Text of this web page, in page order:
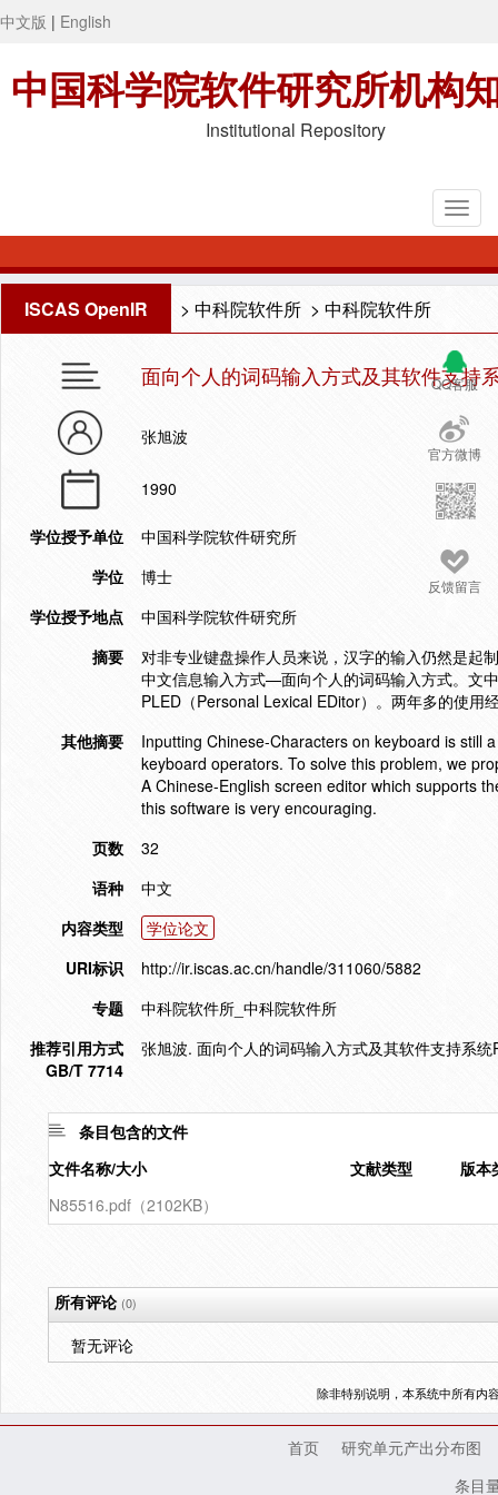
中文版 | English
中国科学院软件研究所机构
Institutional Repository
ISCAS OpenIR > 中科院软件所 > 中科院软件所
QQ客服
官方微博
反馈留言
面向个人的词码输入方式及其软件支持
张旭波
1990
学位授予单位
中国科学院软件研究所
学位
博士
学位授予地点
中国科学院软件研究所
摘要
对非专业键盘操作人员来说，汉字的输入仍然是起
中文信息输入方式—面向个人的词码输入方式。文
PLED（Personal Lexical EDitor）。两年多的使用
其他摘要
Inputting Chinese-Characters on keyboard is still
keyboard operators. To solve this problem, we
A Chinese-English screen editor which supports
this software is very encouraging.
页数
32
语种
中文
内容类型
学位论文
URI标识
http://ir.iscas.ac.cn/handle/311060/5882
专题
中科院软件所_中科院软件所
推荐引用方式
GB/T 7714
张旭波. 面向个人的词码输入方式及其软件支持系
条目包含的文件
文件名称/大小
文献类型
版本
N85516.pdf（2102KB）
所有评论(0)
暂无评论
除非特别说明，本系统中所有内
首页
研究单元产出分布图
条目